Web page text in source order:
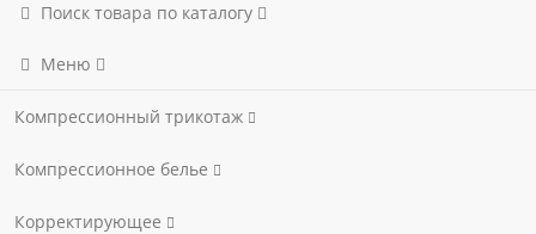
Поиск товара по каталогу
Меню
Компрессионный трикотаж
Компрессионное белье
Корректирующее